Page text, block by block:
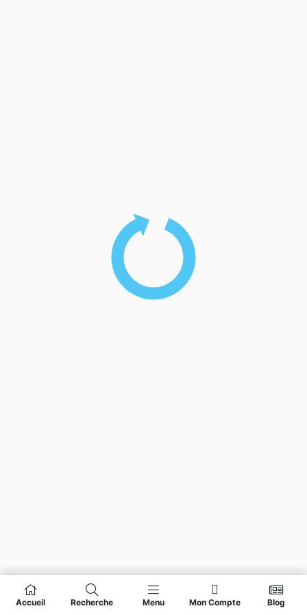
Accueil Recherche Menu Mon Compte Blog